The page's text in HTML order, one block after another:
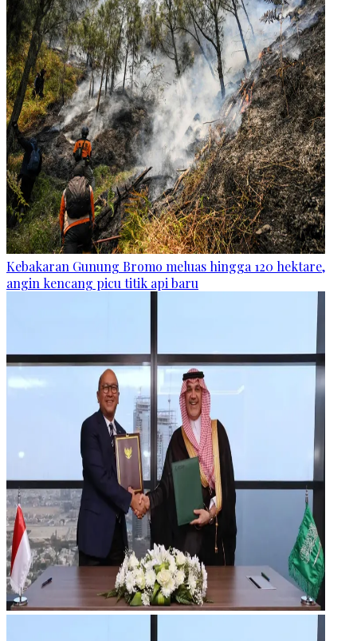
Kebakaran Gunung Bromo meluas hingga 120 hektare,
angin kencang picu titik api baru